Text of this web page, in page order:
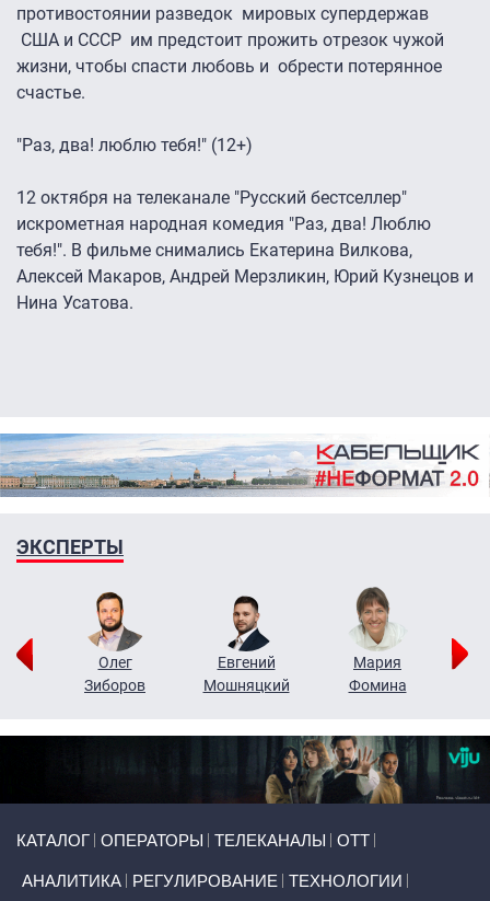
противостоянии разведок мировых супердержав
США и СССР им предстоит прожить отрезок чужой
жизни, чтобы спасти любовь и обрести потерянное
счастье.
"Раз, два! люблю тебя!" (12+)
12 октября на телеканале "Русский бестселлер"
искрометная народная комедия "Раз, два! Люблю
тебя!". В фильме снимались Екатерина Вилкова,
Алексей Макаров, Андрей Мерзликин, Юрий Кузнецов и
Нина Усатова.
ЭКСПЕРТЫ
Олег
Зиборов
Евгений
Мошняцкий
Мария
Фомина
КАТАЛОГ ОПЕРАТОРЫ ТЕЛЕКАНАЛЫ ОТТ
АНАЛИТИКА РЕГУЛИРОВАНИЕ ТЕХНОЛОГИИ